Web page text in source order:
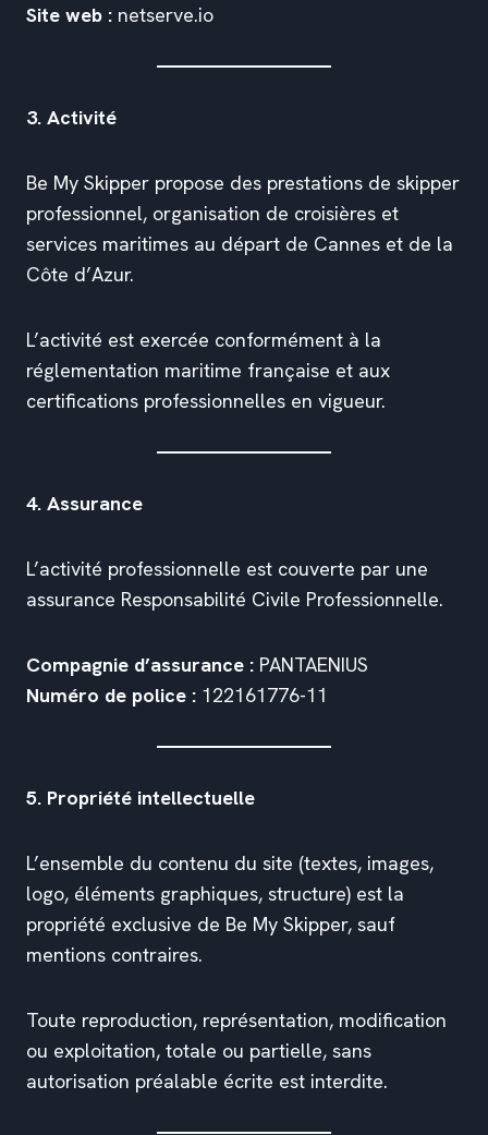
Site web : netserve.io
3. Activité
Be My Skipper propose des prestations de skipper
professionnel, organisation de croisières et
services maritimes au départ de Cannes et de la
Côte d’Azur.
L’activité est exercée conformément à la
réglementation maritime française et aux
certifications professionnelles en vigueur.
4. Assurance
L’activité professionnelle est couverte par une
assurance Responsabilité Civile Professionnelle.
Compagnie d’assurance : PANTAENIUS
Numéro de police : 122161776-11
5. Propriété intellectuelle
L’ensemble du contenu du site (textes, images,
logo, éléments graphiques, structure) est la
propriété exclusive de Be My Skipper, sauf
mentions contraires.
Toute reproduction, représentation, modification
ou exploitation, totale ou partielle, sans
autorisation préalable écrite est interdite.